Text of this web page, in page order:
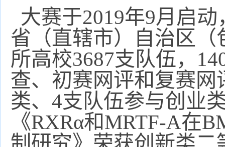
大赛于2019年9月启动
省（直辖市）自治区
所高校3687支队伍，
查、初赛网评和复赛网
类、 4支队伍参与创业
《RXRα和MRTF-A在